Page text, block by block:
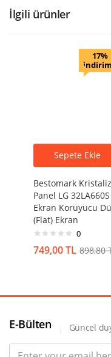
İlgili ürünler
17%
Sepete Ekle
Bestomark
Panel LG
Ekran Koruyucu
(Flat) Ekran
0
749,00TL 898,80
E-Bülten Güncel